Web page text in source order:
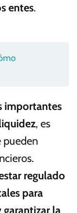
entes.
importantes
, es
pueden
regulado
para
la